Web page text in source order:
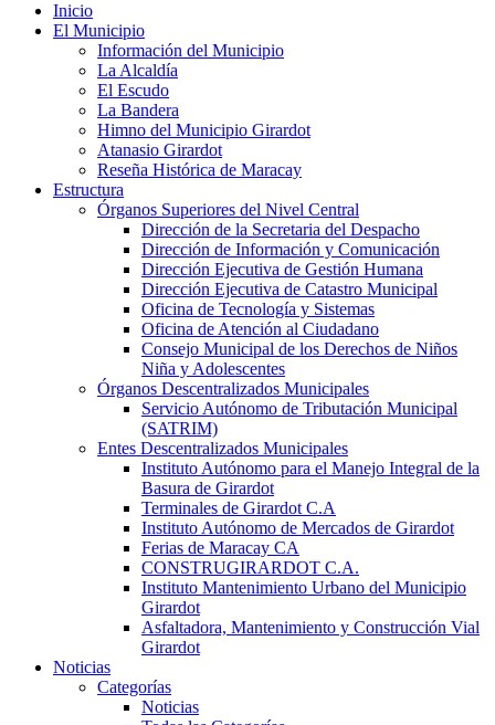
Inicio
El Municipio
Información del Municipio
La Alcaldía
El Escudo
La Bandera
Himno del Municipio Girardot
Atanasio Girardot
Reseña Histórica de Maracay
Estructura
Órganos Superiores del Nivel Central
Dirección de la Secretaria del Despacho
Dirección de Información y Comunicación
Dirección Ejecutiva de Gestión Humana
Dirección Ejecutiva de Catastro Municipal
Oficina de Tecnología y Sistemas
Oficina de Atención al Ciudadano
Consejo Municipal de los Derechos de Niños
Niña y Adolescentes
Órganos Descentralizados Municipales
Servicio Autónomo de Tributación Municipal
(SATRIM)
Entes Descentralizados Municipales
Instituto Autónomo para el Manejo Integral de la
Basura de Girardot
Terminales de Girardot C.A
Instituto Autónomo de Mercados de Girardot
Ferias de Maracay CA
CONSTRUGIRARDOT C.A.
Instituto Mantenimiento Urbano del Municipio
Girardot
Asfaltadora, Mantenimiento y Construcción Vial
Girardot
Noticias
Categorías
Noticias